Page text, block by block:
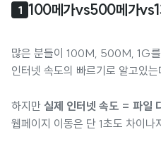
1 100메가vs500메가vs1
많은 분들이 100M, 500M, 1G를
인터넷 속도의 빠르기로 알고있는
하지만 실제 인터넷 속도 = 파일
웹페이지 이동은 단 1초도 차이나